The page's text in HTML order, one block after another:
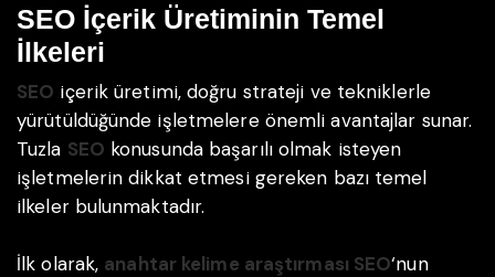
SEO İçerik Üretiminin Temel
İlkeleri
SEO içerik üretimi, doğru strateji ve tekniklerle
yürütüldüğünde işletmelere önemli avantajlar sunar.
Tuzla SEO konusunda başarılı olmak isteyen
işletmelerin dikkat etmesi gereken bazı temel
ilkeler bulunmaktadır.
İlk olarak, anahtar kelime araştırması SEO‘nun